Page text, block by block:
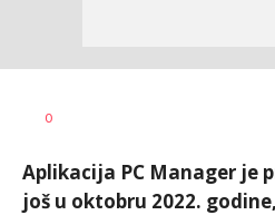
AUTOR
0
Aplikacija PC Manager je
još u oktobru 2022.